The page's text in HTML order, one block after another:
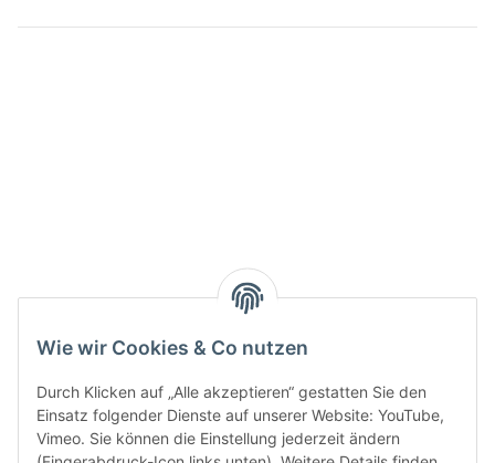
Wie wir Cookies & Co nutzen
Durch Klicken auf „Alle akzeptieren“ gestatten Sie den
Einsatz folgender Dienste auf unserer Website: YouTube,
Vimeo. Sie können die Einstellung jederzeit ändern